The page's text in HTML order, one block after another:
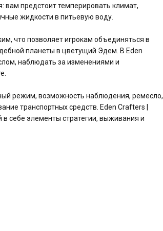
предстоит темперировать климат,
жидкости в питьевую воду.
что позволяет игрокам объединяться в
планеты в цветущий Эдем. В Eden
наблюдать за изменениями и
режим, возможность наблюдения, ремесло,
транспортных средств. Eden Crafters |
себе элементы стратегии, выживания и